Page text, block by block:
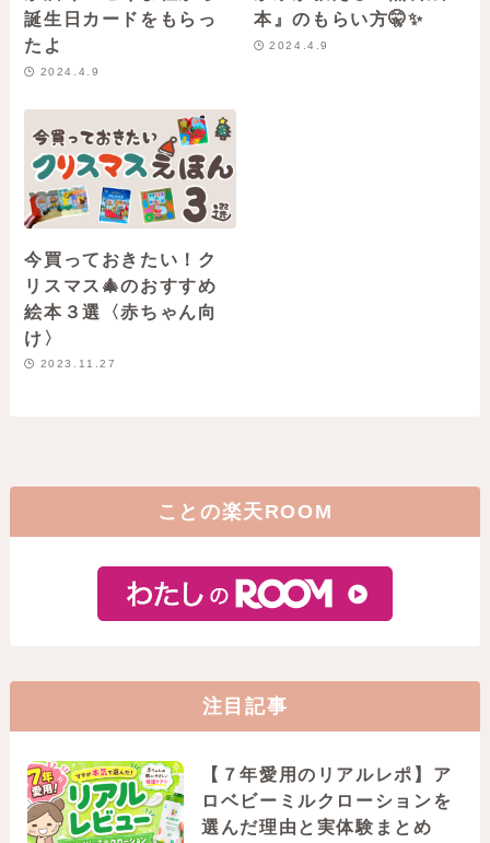
誕生日カードをもらっ
たよ
2024.4.9
本』のもらい方🤫✨
2024.4.9
今買っておきたい！ク
リスマス🎄のおすすめ
絵本３選〈赤ちゃん向
け〉
2023.11.27
ことの楽天ROOM
注目記事
【７年愛用のリアルレポ】ア
ロベビーミルクローションを
選んだ理由と実体験まとめ